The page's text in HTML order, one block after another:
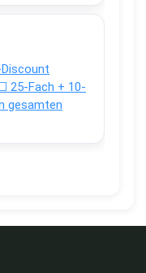
25-Fach + 10-
gesamten